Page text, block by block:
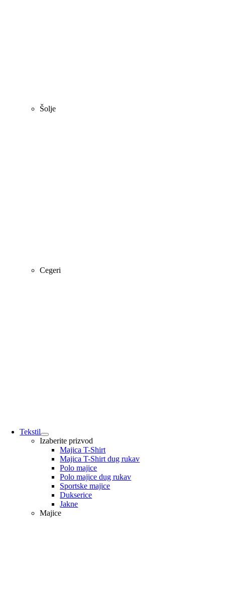
Šolje
Cegeri
Tekstil
Izaberite prizvod
Majica T-Shirt
Majica T-Shirt dug rukav
Polo majice
Polo majice dug rukav
Sportske majice
Dukserice
Jakne
Majice